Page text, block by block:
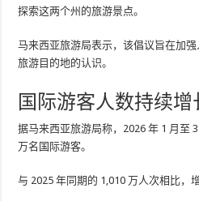
探索这两个州的旅游景点。
马来西亚旅游局表示，该倡议旨在加
旅游目的地的认识。
国际游客人数持续增
据马来西亚旅游局称，2026 年 1 月至
万名国际游客。
与 2025 年同期的 1,010 万人次相比，